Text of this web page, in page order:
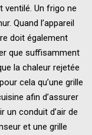
ventilé. Un frigo ne
Quand l’appareil
doit également
que suffisamment
la chaleur rejetée
cela qu’une grille
afin d’assurer
un conduit d’air de
et une grille